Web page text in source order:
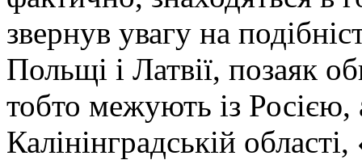
звернув увагу на
Польщі і Латвії, позаяк
тобто межують із Росією,
Калінінградській